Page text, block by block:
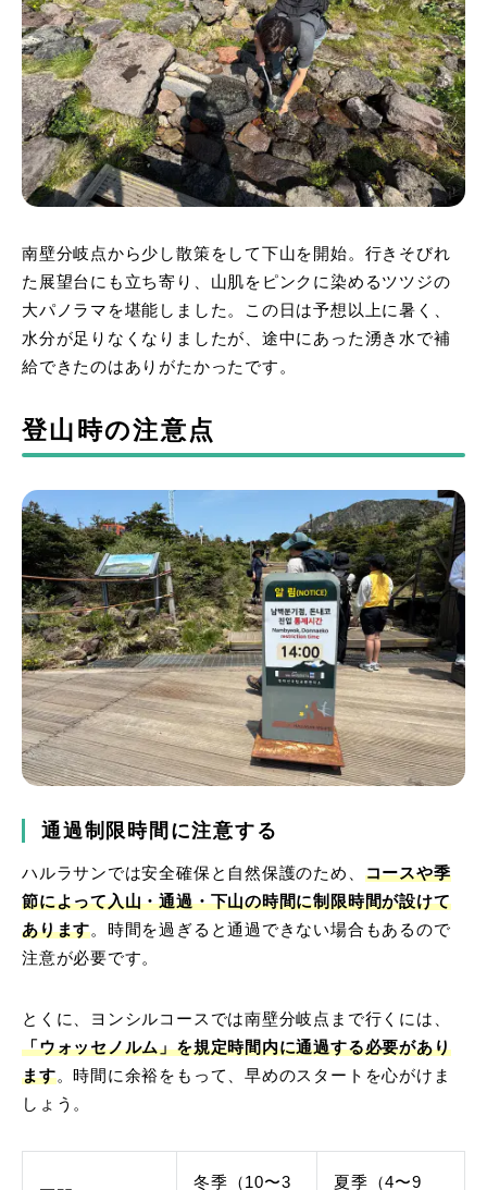
南壁分岐点から少し散策をして下山を開始。行きそびれ
た展望台にも立ち寄り、山肌をピンクに染めるツツジの
大パノラマを堪能しました。この日は予想以上に暑く、
水分が足りなくなりましたが、途中にあった湧き水で補
給できたのはありがたかったです。
登山時の注意点
通過制限時間に注意する
ハルラサンでは安全確保と自然保護のため、 コースや季
節によって入山・通過・下山の時間に制限時間が設けて
あります。時間を過ぎると通過できない場合もあるので
注意が必要です。
とくに、ヨンシルコースでは南壁分岐点まで行くには、
「ウォッセノルム」を規定時間内に通過する必要があり
ます。時間に余裕をもって、早めのスタートを心がけま
しょう。
冬季（10〜3 夏季（4〜9